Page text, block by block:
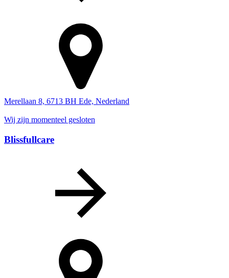
Merellaan 8, 6713 BH Ede, Nederland
Wij zijn momenteel gesloten
Blissfullcare